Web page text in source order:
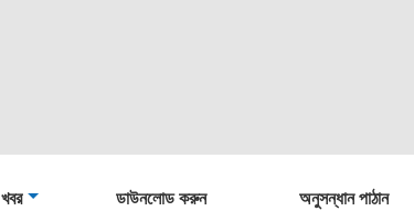
খবর ডাউনলোড করুন অনুসন্ধান পাঠান